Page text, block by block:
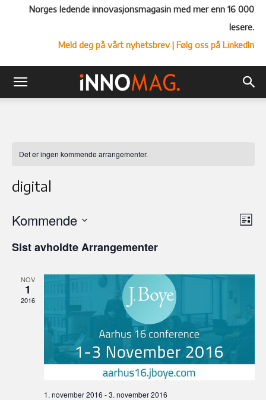
Norges ledende innovasjonsmagasin med mer enn 16 000
lesere.
Meld deg på vårt nyhetsbrev| Følg oss på LinkedIn
Det er ingen kommende arrangementer.
digital
Liste
Kommende
Sist avholdte Arrangementer
NOV
1
2016
1. november 2016 -3. november 2016